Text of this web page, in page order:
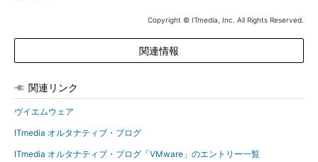
Copyright © ITmedia, Inc. All Rights Reserved.
関連情報
関連リンク
ヴイエムウェア
ITmedia オルタナティブ・ブログ
ITmedia オルタナティブ・ブログ「VMware」のエントリー一覧